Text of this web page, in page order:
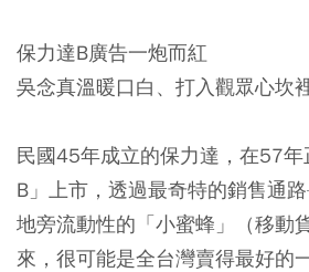
保力達B廣告一炮而紅
吳念真溫暖口白、打入觀眾心坎
民國45年成立的保力達，在57年
B」上市，透過最奇特的銷售通
地旁流動性的「小蜜蜂」（移動
來，很可能是全台灣賣得最好的